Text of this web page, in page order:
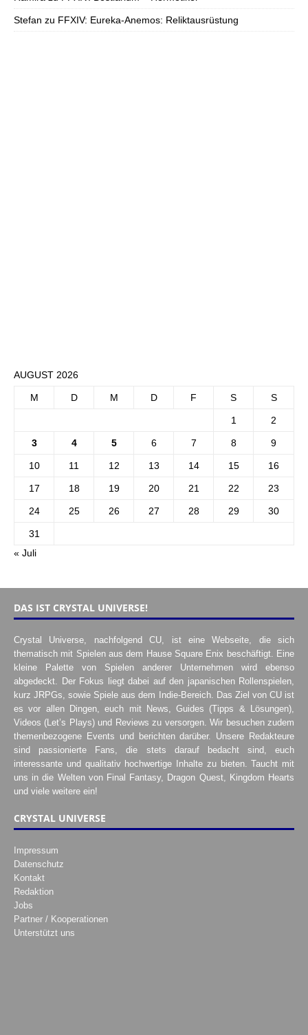
Stefan zu FFXIV: Eureka-Anemos: Reliktausrüstung
AUGUST 2026
M D M D F S S
1 2
3 4 5 6 7 8 9
10 11 12 13 14 15 16
17 18 19 20 21 22 23
24 25 26 27 28 29 30
31
« Juli
DAS IST CRYSTAL UNIVERSE!
Crystal Universe, nachfolgend CU, ist eine Webseite, die sich
thematisch mit Spielen aus dem Hause Square Enix beschäftigt. Eine
kleine Palette von Spielen anderer Unternehmen wird ebenso
abgedeckt. Der Fokus liegt dabei auf den japanischen Rollenspielen,
kurz JRPGs, sowie Spiele aus dem Indie-Bereich. Das Ziel von CU ist
es vor allen Dingen, euch mit News, Guides (Tipps & Lösungen),
Videos (Let’s Plays) und Reviews zu versorgen. Wir besuchen zudem
themenbezogene Events und berichten darüber. Unsere Redakteure
sind passionierte Fans, die stets darauf bedacht sind, euch
interessante und qualitativ hochwertige Inhalte zu bieten. Taucht mit
uns in die Welten von Final Fantasy, Dragon Quest, Kingdom Hearts
und viele weitere ein!
CRYSTAL UNIVERSE
Impressum
Datenschutz
Kontakt
Redaktion
Jobs
Partner / Kooperationen
Unterstützt uns